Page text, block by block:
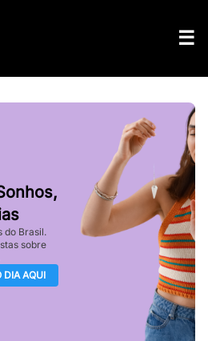
do Brasil.
sobre
DIA AQUI